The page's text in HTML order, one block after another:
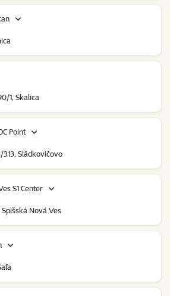
1, Skalica
Point
Sládkovičovo
S1 Center
Spišská Nová Ves